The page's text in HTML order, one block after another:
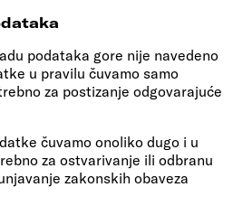
podataka gore nije navedeno
u pravilu čuvamo samo
za postizanje odgovarajuće
čuvamo onoliko dugo i u
za ostvarivanje ili odbranu
zakonskih obaveza